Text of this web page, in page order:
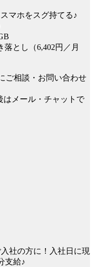
マホをスグ持てる♪
とし（6,402円／月
ご相談・お問い合わせ
メール・チャットで
社の方に！入社日に現
支給♪